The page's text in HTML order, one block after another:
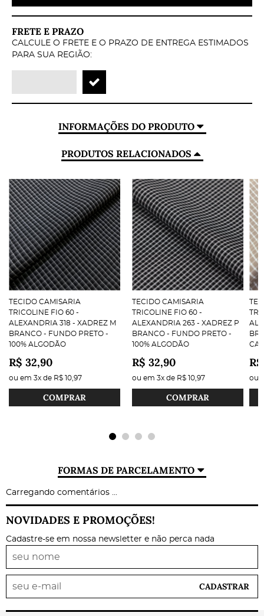
FRETE E PRAZO
CALCULE O FRETE E O PRAZO DE ENTREGA ESTIMADOS
PARA SUA REGIÃO:
INFORMAÇÕES DO PRODUTO
PRODUTOS RELACIONADOS
TECIDO CAMISARIA
TRICOLINE FIO 60 -
ALEXANDRIA 318 - XADREZ M
BRANCO - FUNDO PRETO -
100% ALGODÃO
R$ 32,90
ou em 3x de R$ 10,97
COMPRAR
TECIDO CAMISARIA
TRICOLINE FIO 60 -
ALEXANDRIA 263 - XADREZ P
BRANCO - FUNDO PRETO -
100% ALGODÃO
R$ 32,90
ou em 3x de R$ 10,97
COMPRAR
ou
FORMAS DE PARCELAMENTO
Carregando comentários ...
NOVIDADES E PROMOÇÕES!
Cadastre-se em nossa newsletter e não perca nada
CADASTRAR